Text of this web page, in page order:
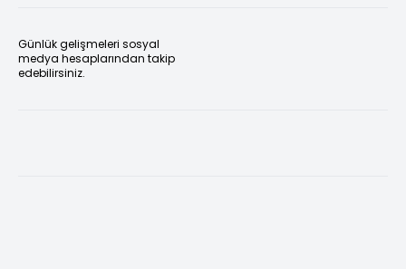
Günlük gelişmeleri sosyal
medya hesaplarından takip
edebilirsiniz.